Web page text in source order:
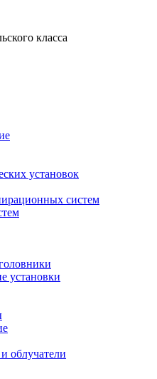
класса
установок
систем
установки
облучатели